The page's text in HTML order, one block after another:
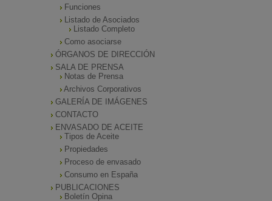
Funciones
Listado de Asociados
Listado Completo
Como asociarse
ÓRGANOS DE DIRECCIÓN
SALA DE PRENSA
Notas de Prensa
Archivos Corporativos
GALERÍA DE IMÁGENES
CONTACTO
ENVASADO DE ACEITE
Tipos de Aceite
Propiedades
Proceso de envasado
Consumo en España
PUBLICACIONES
Boletín Opina